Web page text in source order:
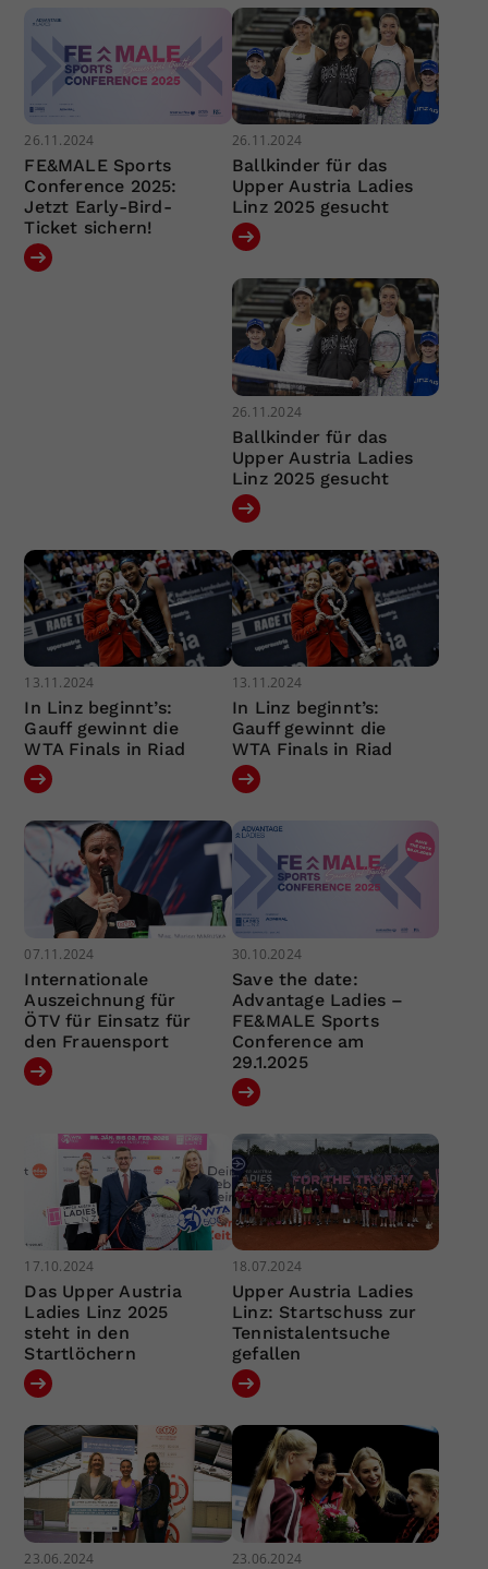
26.11.2024
FE&MALE Sports
Conference 2025:
Jetzt Early-Bird-
Ticket sichern!
26.11.2024
Ballkinder für das
Upper Austria Ladies
Linz 2025 gesucht
26.11.2024
Ballkinder für das
Upper Austria Ladies
Linz 2025 gesucht
13.11.2024
In Linz beginnt’s:
Gauff gewinnt die
WTA Finals in Riad
13.11.2024
In Linz beginnt’s:
Gauff gewinnt die
WTA Finals in Riad
07.11.2024
Internationale
Auszeichnung für
ÖTV für Einsatz für
den Frauensport
30.10.2024
Save the date:
Advantage Ladies –
FE&MALE Sports
Conference am
29.1.2025
17.10.2024
Das Upper Austria
Ladies Linz 2025
steht in den
Startlöchern
18.07.2024
Upper Austria Ladies
Linz: Startschuss zur
Tennistalentsuche
gefallen
23.06.2024 23.06.2024